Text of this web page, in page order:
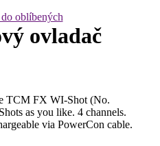
oblíbených
ovladač
TCM FX WI-Shot (No.
as you like. 4 channels.
via PowerCon cable.